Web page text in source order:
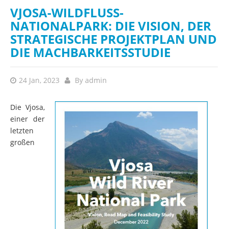
VJOSA-WILDFLUSS-
NATIONALPARK: DIE VISION, DER
STRATEGISCHE PROJEKTPLAN UND
DIE MACHBARKEITSSTUDIE
24 Jan, 2023 By admin
Die Vjosa,
einer der
letzten
großen